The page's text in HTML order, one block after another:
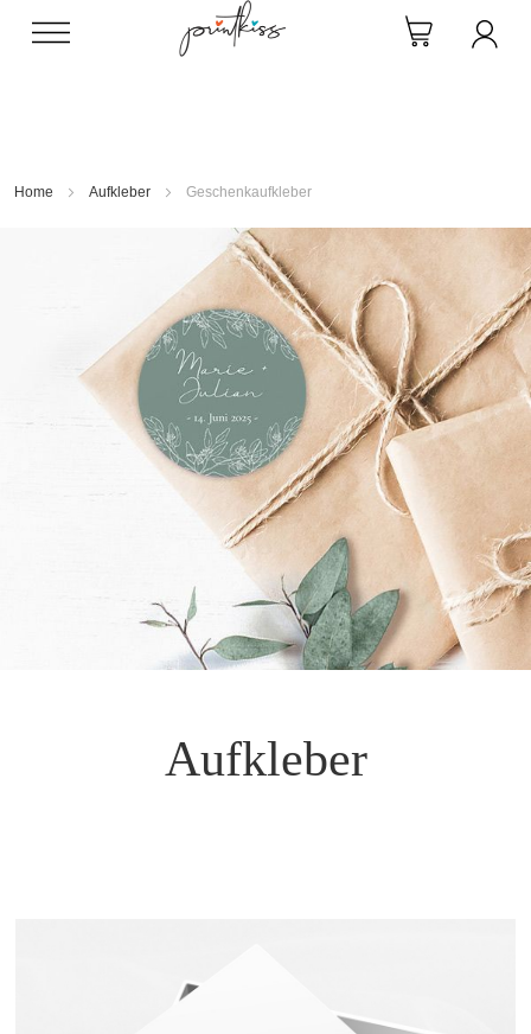
Home Aufkleber Geschenkaufkleber
Aufkleber